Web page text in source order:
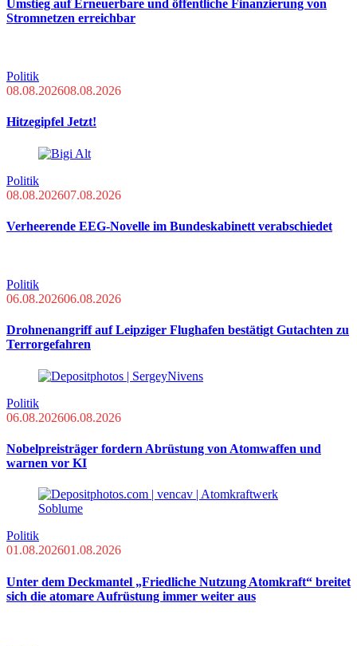
Umstieg auf Erneuerbare und öffentliche Finanzierung von
Stromnetzen erreichbar
Politik
08.08.202608.08.2026
Hitzegipfel Jetzt!
Politik
08.08.202607.08.2026
Verheerende EEG-Novelle im Bundeskabinett verabschiedet
Politik
06.08.202606.08.2026
Drohnenangriff auf Leipziger Flughafen bestätigt Gutachten zu
Terrorgefahren
Politik
06.08.202606.08.2026
Nobelpreisträger fordern Abrüstung von Atomwaffen und
warnen vor KI
Politik
01.08.202601.08.2026
Unter dem Deckmantel „Friedliche Nutzung Atomkraft“ breitet
sich die atomare Aufrüstung immer weiter aus